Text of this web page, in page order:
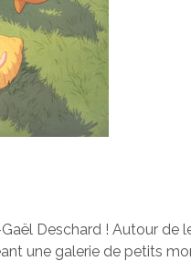
Deschard ! Autour de
une galerie de petits